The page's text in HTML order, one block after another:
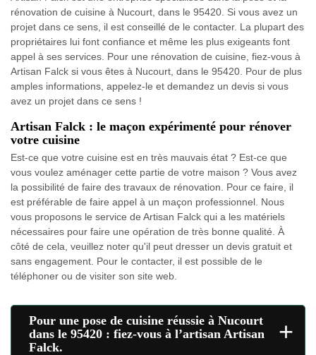
rénovation de cuisine à Nucourt, dans le 95420. Si vous avez un
projet dans ce sens, il est conseillé de le contacter. La plupart des
propriétaires lui font confiance et même les plus exigeants font
appel à ses services. Pour une rénovation de cuisine, fiez-vous à
Artisan Falck si vous êtes à Nucourt, dans le 95420. Pour de plus
amples informations, appelez-le et demandez un devis si vous
avez un projet dans ce sens !
Artisan Falck : le maçon expérimenté pour rénover
votre cuisine
Est-ce que votre cuisine est en très mauvais état ? Est-ce que
vous voulez aménager cette partie de votre maison ? Vous avez
la possibilité de faire des travaux de rénovation. Pour ce faire, il
est préférable de faire appel à un maçon professionnel. Nous
vous proposons le service de Artisan Falck qui a les matériels
nécessaires pour faire une opération de très bonne qualité. À
côté de cela, veuillez noter qu'il peut dresser un devis gratuit et
sans engagement. Pour le contacter, il est possible de le
téléphoner ou de visiter son site web.
Pour une pose de cuisine réussie à Nucourt
dans le 95420 : fiez-vous à l’artisan Artisan
Falck.
+